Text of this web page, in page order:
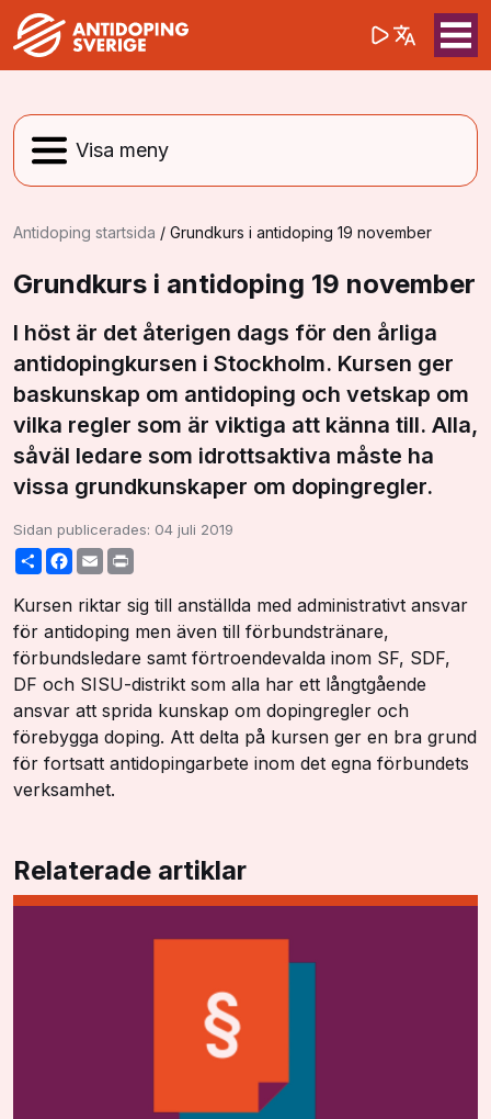
Sök på(opens in a
Antidoping startsida / Grundkurs i antidoping 19 november
Grundkurs i antidoping 19 november
I höst är det återigen dags för den årliga
antidopingkursen i Stockholm. Kursen ger
baskunskap om antidoping och vetskap om
vilka regler som är viktiga att känna till. Alla,
såväl ledare som idrottsaktiva måste ha
vissa grundkunskaper om dopingregler.
Sidan publicerades: 04 juli 2019
ShareFacebook
Email
Kursen riktar sig till anställda med administrativt ansvar
för antidoping men även till förbundstränare,
förbundsledare samt förtroendevalda inom SF, SDF,
DF och SISU-distrikt som alla har ett långtgående
ansvar att sprida kunskap om dopingregler och
förebygga doping. Att delta på kursen ger en bra grund
för fortsatt antidopingarbete inom det egna förbundets
verksamhet.
Relaterade artiklar